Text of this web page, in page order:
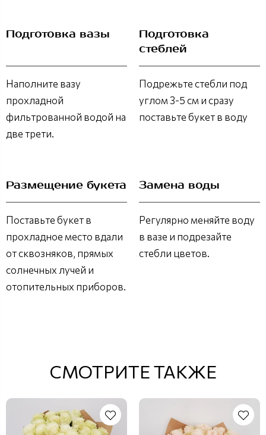
Подготовка вазы
Наполните вазу
прохладной
фильтрованной водой на
две трети.
Подготовка
стеблей
Подрежьте стебли под
углом 3-5 см и сразу
поставьте букет в воду
Размещение букета
Поставьте букет в
прохладное место вдали
от сквозняков, прямых
солнечных лучей и
отопительных приборов.
Замена воды
Регулярно меняйте воду
в вазе и подрезайте
стебли цветов.
СМОТРИТЕ ТАКЖЕ